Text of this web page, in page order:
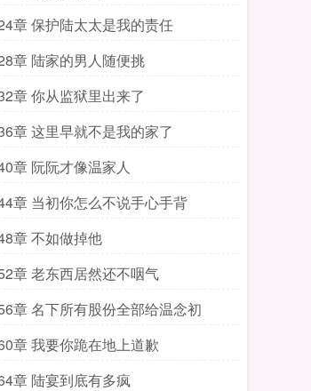
章 保护陆太太是我的责任
章 陆家的男人随便挑
章 你从监狱里出来了
章 这里早就不是我的家了
章 阮阮才像温家人
章 当初你怎么不说手心手背
章 不如做掉他
章 老东西居然还不咽气
章 名下所有股份全部给温念初
章 我要你跪在地上道歉
章 陆宴到底有多疯